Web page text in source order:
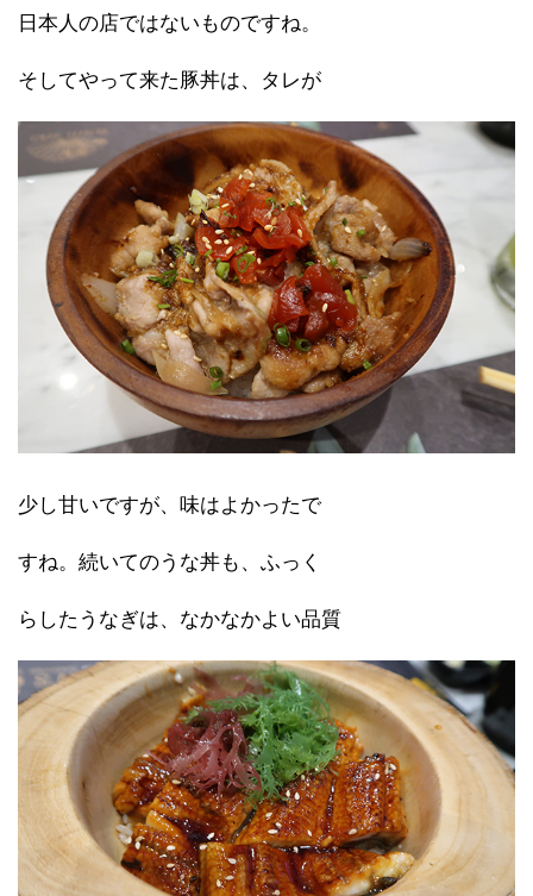
日本人の店ではないものですね。
そしてやって来た豚丼は、タレが
少し甘いですが、味はよかったで
すね。続いてのうな丼も、ふっく
らしたうなぎは、なかなかよい品質